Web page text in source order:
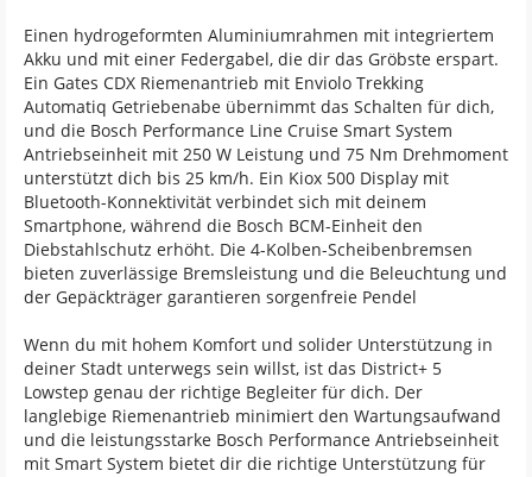
Einen hydrogeformten Aluminiumrahmen mit integriertem
Akku und mit einer Federgabel, die dir das Gröbste erspart.
Ein Gates CDX Riemenantrieb mit Enviolo Trekking
Automatiq Getriebenabe übernimmt das Schalten für dich,
und die Bosch Performance Line Cruise Smart System
Antriebseinheit mit 250 W Leistung und 75 Nm Drehmoment
unterstützt dich bis 25 km/h. Ein Kiox 500 Display mit
Bluetooth-Konnektivität verbindet sich mit deinem
Smartphone, während die Bosch BCM-Einheit den
Diebstahlschutz erhöht. Die 4-Kolben-Scheibenbremsen
bieten zuverlässige Bremsleistung und die Beleuchtung und
der Gepäckträger garantieren sorgenfreie Pendel
Wenn du mit hohem Komfort und solider Unterstützung in
deiner Stadt unterwegs sein willst, ist das District+ 5
Lowstep genau der richtige Begleiter für dich. Der
langlebige Riemenantrieb minimiert den Wartungsaufwand
und die leistungsstarke Bosch Performance Antriebseinheit
mit Smart System bietet dir die richtige Unterstützung für